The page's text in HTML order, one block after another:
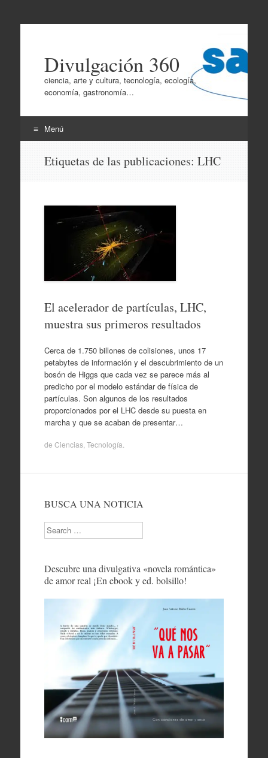
Divulgación 360
ciencia, arte y cultura, tecnología, ecología,
economía, gastronomía…
Menú
Etiquetas de las publicaciones: LHC
El acelerador de partículas, LHC,
muestra sus primeros resultados
Cerca de 1.750 billones de colisiones, unos 17
petabytes de información y el descubrimiento de un
bosón de Higgs que cada vez se parece más al
predicho por el modelo estándar de física de
partículas. Son algunos de los resultados
proporcionados por el LHC desde su puesta en
marcha y que se acaban de presentar…
de Ciencias, Tecnología
BUSCA UNA NOTICIA
Search
Descubre una divulgativa «novela romántica»
de amor real ¡En ebook y ed. bolsillo!